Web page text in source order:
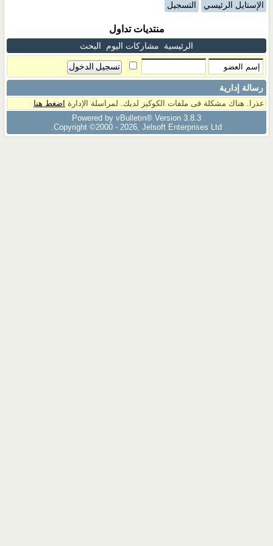
الإستايل الرئيسي التسجيل
منتديات تداول
الرئيسية مشاركات اليوم البحث
رسالة إدارية
عذرا. هناك مشكلة فى ملفات الكوكيز لديك. لمراسلة الإدارة اضغط هنا
Powered by vBulletin® Version 3.8.3
Copyright ©2000 - 2026, Jelsoft Enterprises Ltd.